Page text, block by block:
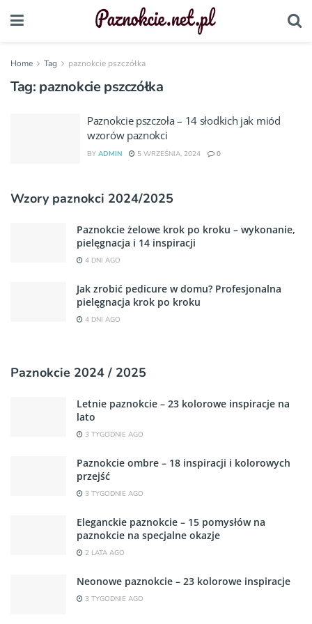
Home Tag paznokcie pszczółka
Tag: paznokcie pszczółka
Paznokcie pszczoła – 14 słodkich jak miód
wzorów paznokci
BY ADMIN 5 WRZEŚNIA, 2024 0
Wzory paznokci 2024/2025
Paznokcie żelowe krok po kroku – wykonanie,
pielęgnacja i 14 inspiracji
4 DNI AGO
Jak zrobić pedicure w domu? Profesjonalna
pielęgnacja krok po kroku
4 DNI AGO
Paznokcie 2024 / 2025
Letnie paznokcie – 23 kolorowe inspiracje na
lato
3 TYGODNIE AGO
Paznokcie ombre – 18 inspiracji i kolorowych
przejść
3 TYGODNIE AGO
Eleganckie paznokcie – 15 pomysłów na
paznokcie na specjalne okazje
2 LATA AGO
Neonowe paznokcie – 23 kolorowe inspiracje
3 TYGODNIE AGO